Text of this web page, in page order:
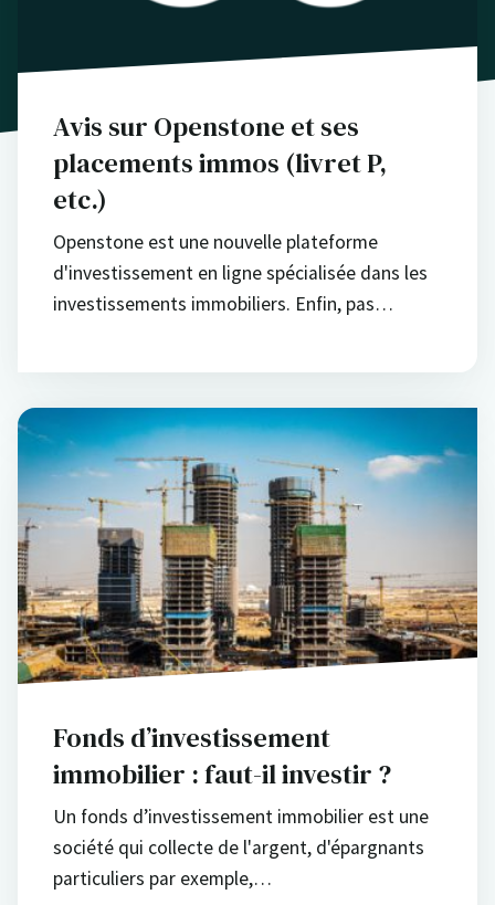
Avis sur Openstone et ses
placements immos (livret P,
etc.)
Openstone est une nouvelle plateforme
d'investissement en ligne spécialisée dans les
investissements immobiliers. Enfin, pas…
Fonds d’investissement
immobilier : faut-il investir ?
Un fonds d’investissement immobilier est une
société qui collecte de l'argent, d'épargnants
particuliers par exemple,…